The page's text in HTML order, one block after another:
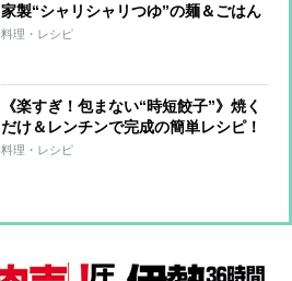
家製“シャリシャリつゆ”の麺＆ごはん
7レシピ
料理・レシピ
《楽すぎ！包まない“時短餃子”》焼く
だけ＆レンチンで完成の簡単レシピ！
料理・レシピ